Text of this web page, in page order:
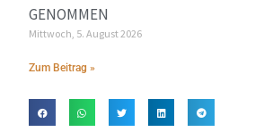
GENOMMEN
Mittwoch, 5. August 2026
Zum Beitrag »